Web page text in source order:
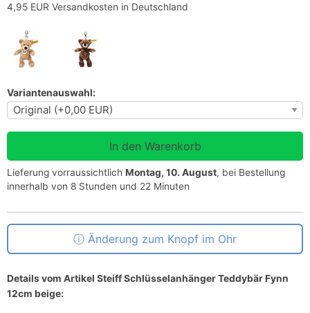
4,95 EUR Versandkosten in Deutschland
Variantenauswahl:
Lieferung vorraussichtlich Montag, 10. August, bei Bestellung
innerhalb von 8 Stunden und 22 Minuten
Änderung zum Knopf im Ohr
Details vom Artikel Steiff Schlüsselanhänger Teddybär Fynn
12cm beige: